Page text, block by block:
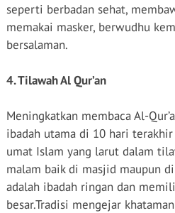
seperti berbadan sehat,
memakai masker, berwudhu
bersalaman.
4. Tilawah Al Qur’an
Meningkatkan membaca Al-
ibadah utama di 10 hari terakhir
umat Islam yang larut dalam
malam baik di masjid maupun
adalah ibadah ringan dan
besar.Tradisi mengejar